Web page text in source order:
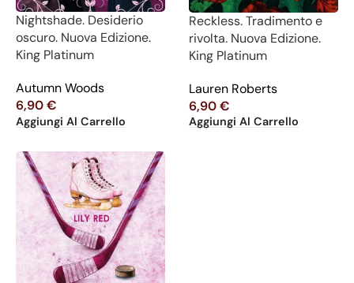
Nightshade. Desiderio
oscuro. Nuova Edizione.
King Platinum
Autumn Woods
6,90€
Aggiungi Al Carrello
Reckless. Tradimento e
rivolta. Nuova Edizione.
King Platinum
Lauren Roberts
6,90€
Aggiungi Al Carrello